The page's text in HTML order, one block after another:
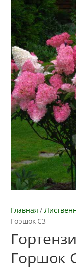
Главная /
Горшок С3
Горшок